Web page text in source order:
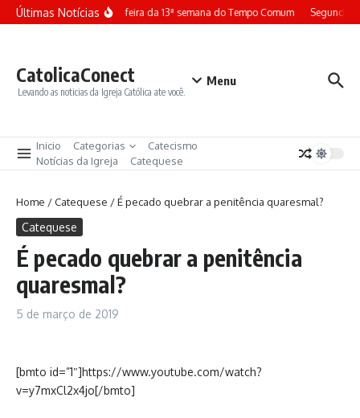
Ir para o conteúdo
Últimas NotíciasTerça-feira da 13ª semana do Tempo Comum Segunda-
CatolicaConect
Levando as noticias da Igreja Católica ate você.
Menu
Inicio Categorias
Catecismo
Notícias da Igreja
Catequese
Home /Catequese /É pecado quebrar a penitência quaresmal?
Catequese
É pecado quebrar a penitência
quaresmal?
5 de março de 2019
[bmto id=”1″]https://www.youtube.com/watch?
v=y7mxCl2x4jo[/bmto]